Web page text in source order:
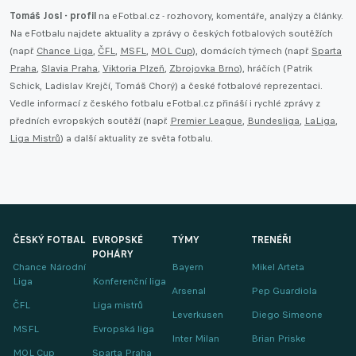
Tomáš Josl - profil na eFotbal.cz - rozhovory, komentáře, analýzy a články.
Na eFotbalu najdete aktuality a zprávy o českých fotbalových soutěžích
(např. Chance Liga, ČFL, MSFL, MOL Cup), domácích týmech (např. Sparta
Praha, Slavia Praha, Viktoria Plzeň, Zbrojovka Brno), hráčích (Patrik
Schick, Ladislav Krejčí, Tomáš Chorý) a české fotbalové reprezentaci.
Vedle informací z českého fotbalu eFotbal.cz přináší i rychlé zprávy z
předních evropských soutěží (např. Premier League, Bundesliga, LaLiga,
Liga Mistrů) a další aktuality ze světa fotbalu.
ČESKÝ FOTBAL
Chance Národní
Liga
ČFL
MSFL
MOL Cup
EVROPSKÉ
POHÁRY
Konferenční liga
Liga mistrů
Evropská liga
Sparta Praha
TÝMY
Bayern
Arsenal
Leverkusen
Inter Milan
TRENÉŘI
Mikel Arteta
Pep Guardiola
Diego Simeone
Brian Priske